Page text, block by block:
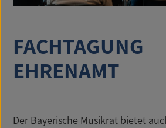
FACHTAGUNG
EHRENAMT
Der Bayerische Musikrat bietet